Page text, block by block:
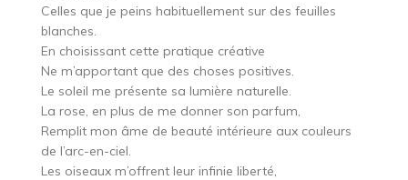
Celles que je peins habituellement sur des feuilles
blanches.
En choisissant cette pratique créative
Ne m’apportant que des choses positives.
Le soleil me présente sa lumière naturelle.
La rose, en plus de me donner son parfum,
Remplit mon âme de beauté intérieure aux couleurs
de l’arc-en-ciel.
Les oiseaux m’offrent leur infinie liberté,